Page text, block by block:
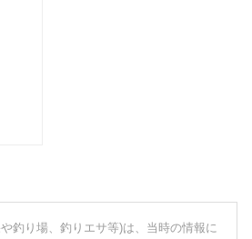
釣り場、釣りエサ等)は、当時の情報に